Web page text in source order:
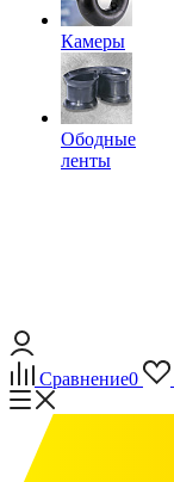
Камеры
Ободные
ленты
Сравнение0